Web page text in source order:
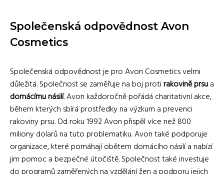
Společenská odpovědnost Avon
Cosmetics
Společenská odpovědnost je pro Avon Cosmetics velmi
důležitá. Společnost se zaměřuje na boj protirakovině prsua
domácímu násilí. Avon každoročně pořádá charitativní akce,
během kterých sbírá prostředky na výzkum a prevenci
rakoviny prsu. Od roku 1992 Avon přispěl více než 800
miliony dolarů na tuto problematiku. Avon také podporuje
organizace, které pomáhají obětem domácího násilí a nabízí
jim pomoc a bezpečné útočiště. Společnost také investuje